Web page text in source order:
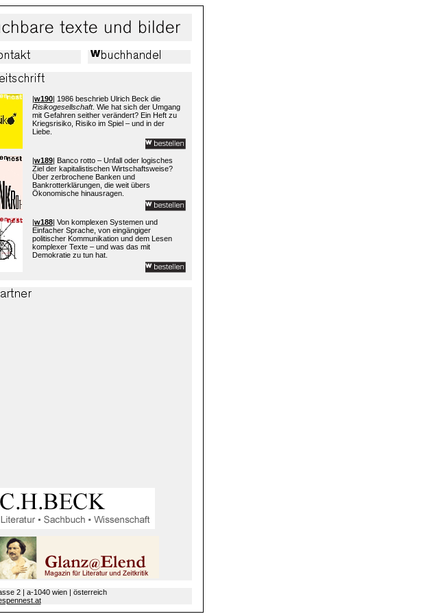
|w190| 1986 beschrieb Ulrich Beck die
Risikogesellschaft. Wie hat sich der Umgang
mit Gefahren seither verändert? Ein Heft zu
Kriegsrisiko, Risiko im Spiel – und in der
Liebe.
|w189| Banco rotto – Unfall oder logisches
Ziel der kapitalistischen Wirtschaftsweise?
Über zerbrochene Banken und
Bankrotterklärungen, die weit übers
Ökonomische hinausragen.
|w188| Von komplexen Systemen und
Einfacher Sprache, von eingängiger
politischer Kommunikation und dem Lesen
komplexer Texte – und was das mit
Demokratie zu tun hat.
2 | a-1040 wien | österreich